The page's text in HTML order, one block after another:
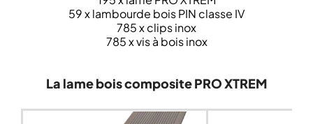
59 x lambourde bois PIN classe IV
785 x clips inox
785 x vis à bois inox
La lame bois composite PRO XTREM